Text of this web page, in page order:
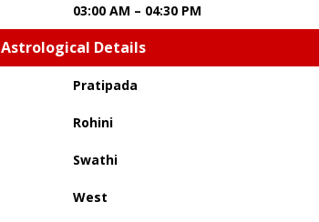
03:00 AM – 04:30 PM
Astrological Details
Pratipada
Rohini
Swathi
West